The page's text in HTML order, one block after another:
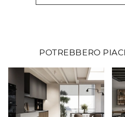
POTREBBERO